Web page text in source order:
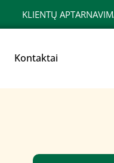
KLIENTŲ
Kontaktai